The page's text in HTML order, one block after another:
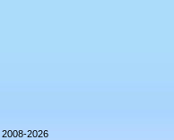
2008-2026